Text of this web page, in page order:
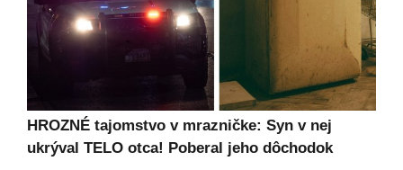
HROZNÉ tajomstvo v mrazničke: Syn v nej
ukrýval TELO otca! Poberal jeho dôchodok